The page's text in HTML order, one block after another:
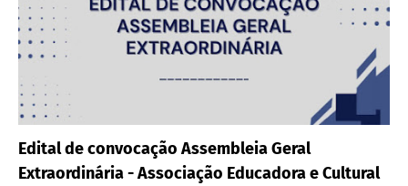
Edital de convocação Assembleia Geral
Extraordinária - Associação Educadora e Cultural